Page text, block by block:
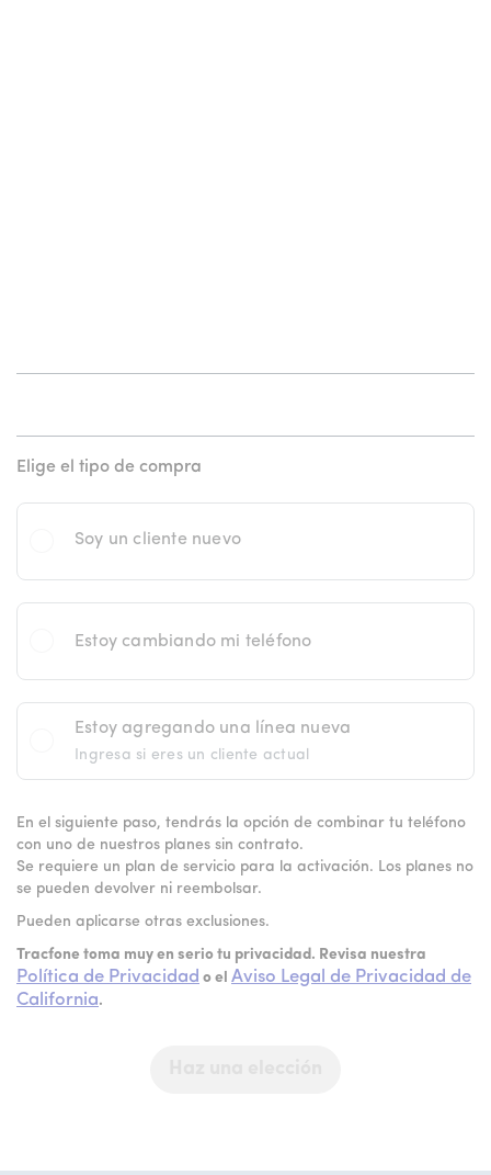
Elige el tipo de compra
Soy un cliente nuevo
Estoy cambiando mi teléfono
Estoy agregando una línea nueva
Ingresa si eres un cliente actual
En el siguiente paso, tendrás la opción de combinar tu teléfono
con uno de nuestros planes sin contrato.
Se requiere un plan de servicio para la activación. Los planes no
se pueden devolver ni reembolsar.
Pueden aplicarse otras exclusiones.
Tracfone toma muy en serio tu privacidad. Revisa nuestra
Política de Privacidad o el Aviso Legal de Privacidad de
California.